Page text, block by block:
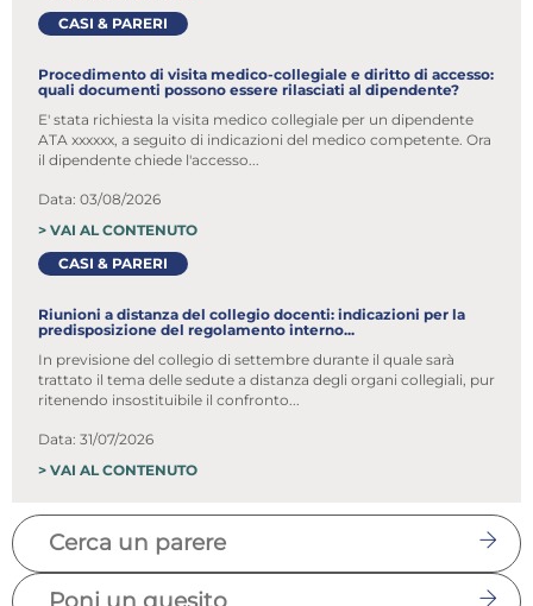
CASI & PARERI
Procedimento di visita medico-collegiale e diritto di accesso:
quali documenti possono essere rilasciati al dipendente?
E' stata richiesta la visita medico collegiale per un dipendente
ATA xxxxxx, a seguito di indicazioni del medico competente. Ora
il dipendente chiede l'accesso...
Data: 03/08/2026
> VAI AL CONTENUTO
CASI & PARERI
Riunioni a distanza del collegio docenti: indicazioni per la
predisposizione del regolamento interno...
In previsione del collegio di settembre durante il quale sarà
trattato il tema delle sedute a distanza degli organi collegiali, pur
ritenendo insostituibile il confronto...
Data: 31/07/2026
> VAI AL CONTENUTO